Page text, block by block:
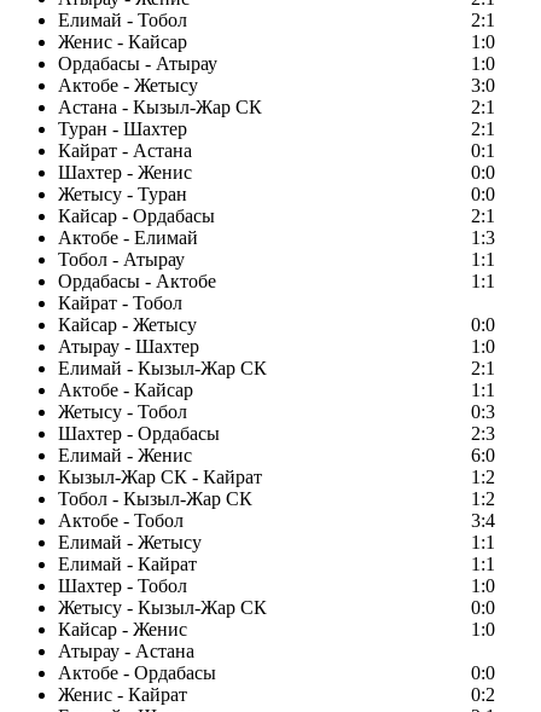
Елимай - Тобол
2:1
Женис - Кайсар
1:0
Ордабасы - Атырау
1:0
Актобе - Жетысу
3:0
Астана - Кызыл-Жар СК
2:1
Туран - Шахтер
2:1
Кайрат - Астана
0:1
Шахтер - Женис
0:0
Жетысу - Туран
0:0
Кайсар - Ордабасы
2:1
Актобе - Елимай
1:3
Тобол - Атырау
1:1
Ордабасы - Актобе
1:1
Кайрат - Тобол
Кайсар - Жетысу
0:0
Атырау - Шахтер
1:0
Елимай - Кызыл-Жар СК
2:1
Актобе - Кайсар
1:1
Жетысу - Тобол
0:3
Шахтер - Ордабасы
2:3
Елимай - Женис
6:0
Кызыл-Жар СК - Кайрат
1:2
Тобол - Кызыл-Жар СК
1:2
Актобе - Тобол
3:4
Елимай - Жетысу
1:1
Елимай - Кайрат
1:1
Шахтер - Тобол
1:0
Жетысу - Кызыл-Жар СК
0:0
Кайсар - Женис
1:0
Атырау - Астана
Актобе - Ордабасы
0:0
Женис - Кайрат
0:2